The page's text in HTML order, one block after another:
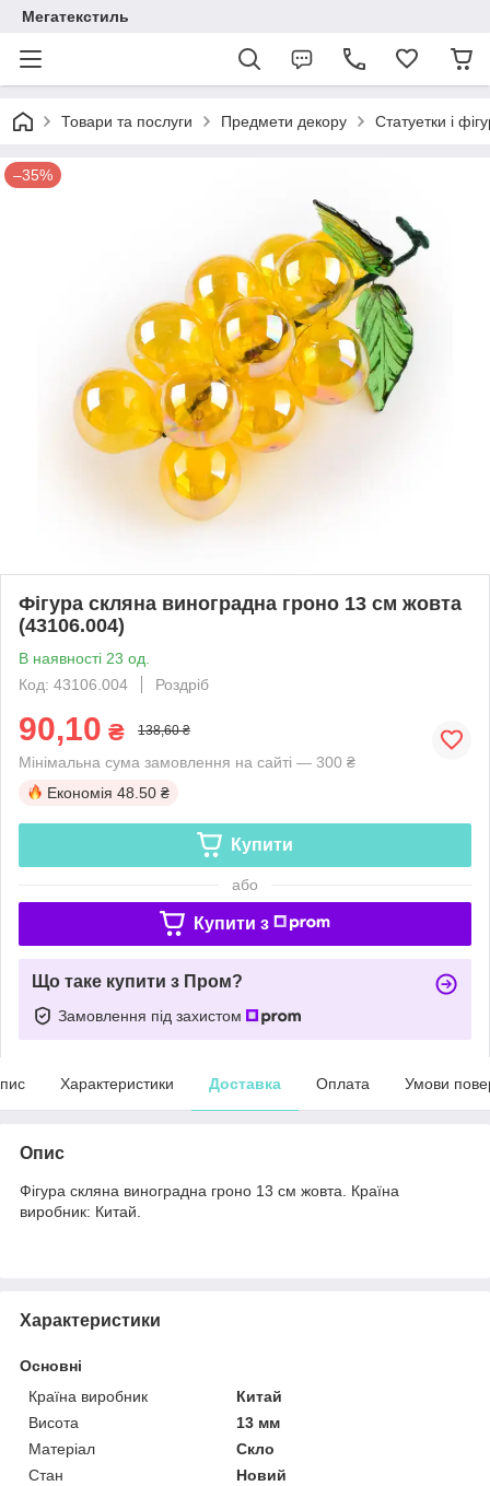
Мегатекстиль
Товари та послуги Предмети декору Статуетки і
–35%
Фігура скляна виноградна гроно 13 см жовта
(43106.004)
В наявності 23 од.
Код: 43106.004
Роздріб
90,10 ₴ 138,60 ₴
Мінімальна сума замовлення на сайті — 300 ₴
Економія 48.50 ₴
Купити
або
Купити з
Що таке купити з Пром?
Замовлення під захистом
Характеристики Доставка Оплата Умови
Опис
Фігура скляна виноградна гроно 13 см жовта. Країна
виробник: Китай.
Характеристики
Основні
Країна виробник
Китай
Висота
13 мм
Матеріал
Скло
Стан
Новий